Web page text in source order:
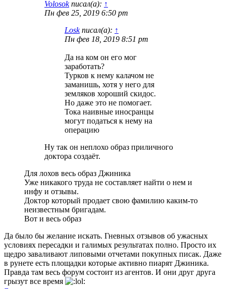
Volosokписал(а): ↑
Пн фев 25, 2019 6:50 pm
Loskписал(а): ↑
Пн фев 18, 2019 8:51 pm
Да на ком он его мог
заработать?
Турков к нему калачом не
заманишь, хотя у него для
земляков хороший скидос.
Но даже это не помогает.
Тока наивные иносранцы
могут податься к нему на
операцию
Ну так он неплохо образ приличного
доктора создаёт.
Для лохов весь образ Джиника
Уже никакого труда не составляет найти о нем и
инфу и отзывы.
Доктор который продает свою фамилию каким-то
неизвестным бригадам.
Вот и весь образ
Да было бы желание искать. Гневных отзывов об ужасных
условиях пересадки и галимых результатах полно. Просто их
щедро заваливают липовыми отчетами покупных писак. Даже
в рунете есть площадки которые активно пиарят Джиника.
Правда там весь форум состоит из агентов. И они друг друга
грызут все время